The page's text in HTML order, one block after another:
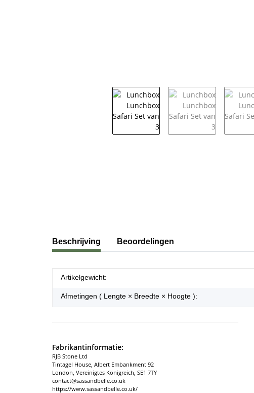
#productDetails.showMoreTabs#
Beschrijving Beoordelingen
#productDetails.itemInformation#
#productDetails.itemValue#
Artikelgewicht:
Afmetingen ( Lengte × Breedte × Hoogte ):
Fabrikantinformatie:
RJB Stone Ltd
Tintagel House, Albert Embankment 92
London, Vereinigtes Königreich, SE1 7TY
contact@sassandbelle.co.uk
https://www.sassandbelle.co.uk/